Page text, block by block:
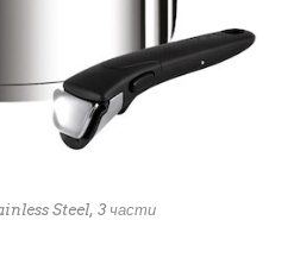
Steel, 3 части